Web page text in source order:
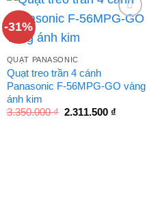
-31%
QUẠT PANASONIC
Quạt treo trần 4 cánh
Panasonic F-56MPG-GO vàng
ánh kim
3.350.000₫ Giá
2.311.500 ₫